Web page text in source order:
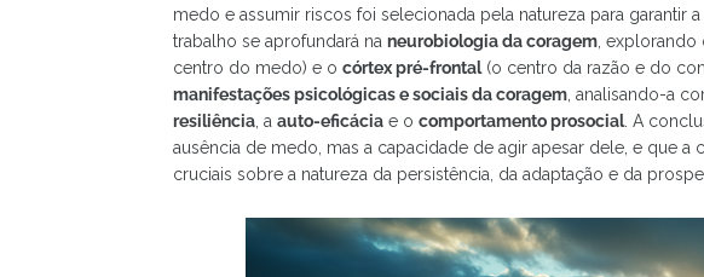
medo e assumir riscos foi selecionada pela natureza para garantir
trabalho se aprofundará na neurobiologia da coragem ,
centro do medo) e o córtex pré-frontal(o centro da razão e do
manifestações psicológicas e sociais da coragem , analisando-a
resiliência , a auto-eficácia e o comportamento prosocial. A
ausência de medo, mas a capacidade de agir apesar dele, e que
cruciais sobre a natureza da persistência, da adaptação e da